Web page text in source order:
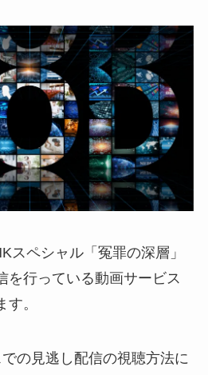
スペシャル「冤罪の深層」
を行っている動画サービス
。
の見逃し配信の視聴方法に